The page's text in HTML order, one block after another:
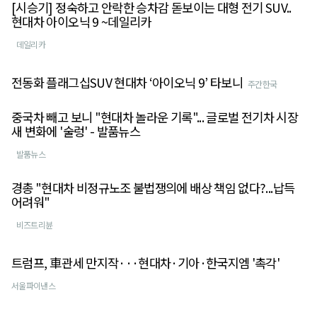
[시승기] 정숙하고 안락한 승차감 돋보이는 대형 전기 SUV..
현대차 아이오닉 9 ~데일리카
데일리카
전동화 플래그십SUV 현대차 ‘아이오닉 9’ 타보니 주간한국
중국차 빼고 보니 "현대차 놀라운 기록"... 글로벌 전기차 시장
새 변화에 '술렁' - 발품뉴스
발품뉴스
경총 "현대차 비정규노조 불법쟁의에 배상 책임 없다?...납득
어려워"
비즈트리뷴
트럼프, 車관세 만지작···현대차·기아·한국지엠 '촉각'
서울파이낸스